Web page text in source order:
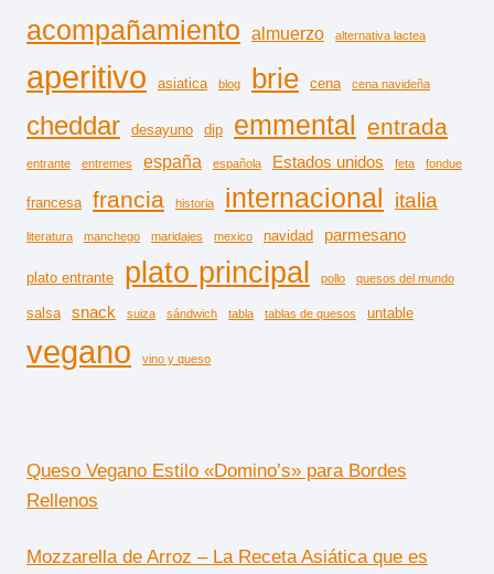
acompañamiento almuerzo alternativa lactea
aperitivo asiatica blog brie cena cena navideña
cheddar desayuno dip emmental entrada
entrante entremes españa española Estados unidos feta fondue
francesa francia historia internacional italia
literatura manchego maridajes mexico navidad parmesano
plato entrante plato principal pollo quesos del mundo
salsa snack suiza sándwich tabla tablas de quesos untable
vegano vino y queso
Queso Vegano Estilo «Domino’s» para Bordes
Rellenos
Mozzarella de Arroz – La Receta Asiática que es